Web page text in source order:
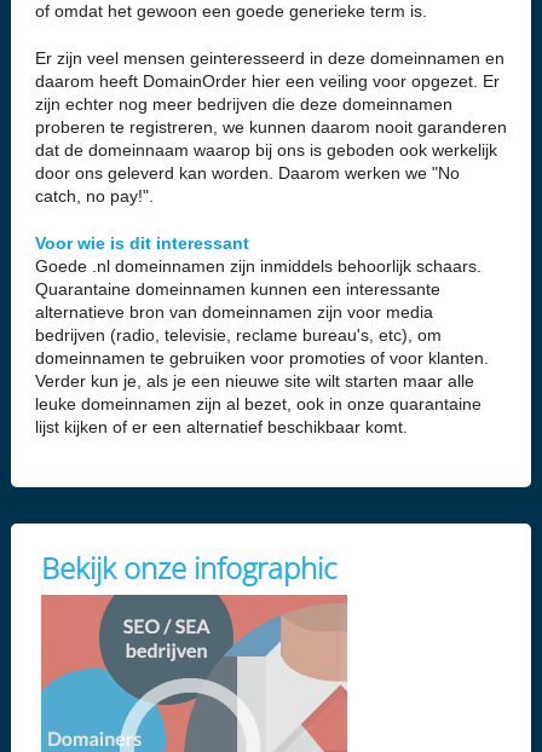
of omdat het gewoon een goede generieke term is.
Er zijn veel mensen geinteresseerd in deze domeinnamen en
daarom heeft DomainOrder hier een veiling voor opgezet. Er
zijn echter nog meer bedrijven die deze domeinnamen
proberen te registreren, we kunnen daarom nooit garanderen
dat de domeinnaam waarop bij ons is geboden ook werkelijk
door ons geleverd kan worden. Daarom werken we "No
catch, no pay!".
Voor wie is dit interessant
Goede .nl domeinnamen zijn inmiddels behoorlijk schaars.
Quarantaine domeinnamen kunnen een interessante
alternatieve bron van domeinnamen zijn voor media
bedrijven (radio, televisie, reclame bureau's, etc), om
domeinnamen te gebruiken voor promoties of voor klanten.
Verder kun je, als je een nieuwe site wilt starten maar alle
leuke domeinnamen zijn al bezet, ook in onze quarantaine
lijst kijken of er een alternatief beschikbaar komt.
Bekijk onze infographic